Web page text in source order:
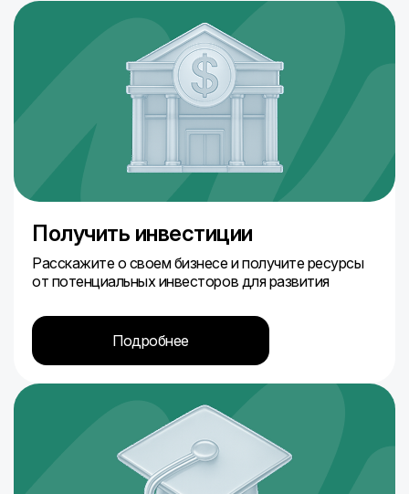
Получить инвестиции
Расскажите о своем бизнесе и получите ресурсы
от потенциальных инвесторов для развития
Подробнее